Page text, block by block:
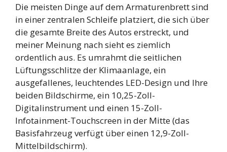
Die meisten Dinge auf dem Armaturenbrett sind
in einer zentralen Schleife platziert, die sich über
die gesamte Breite des Autos erstreckt, und
meiner Meinung nach sieht es ziemlich
ordentlich aus. Es umrahmt die seitlichen
Lüftungsschlitze der Klimaanlage, ein
ausgefallenes, leuchtendes LED-Design und Ihre
beiden Bildschirme, ein 10,25-Zoll-
Digitalinstrument und einen 15-Zoll-
Infotainment-Touchscreen in der Mitte (das
Basisfahrzeug verfügt über einen 12,9-Zoll-
Mittelbildschirm).